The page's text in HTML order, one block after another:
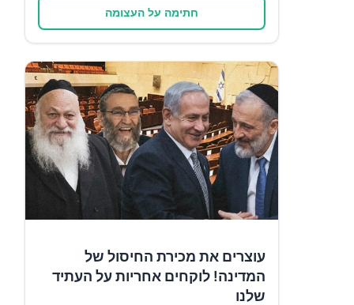
חתימה על העצומה
עוצרים את מכירת החיסול של
המדינה! לוקחים אחריות על העתיד
שלנו